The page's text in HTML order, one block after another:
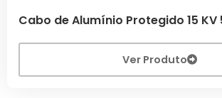
Cabo de Alumínio Protegido 15 KV
Ver Produto